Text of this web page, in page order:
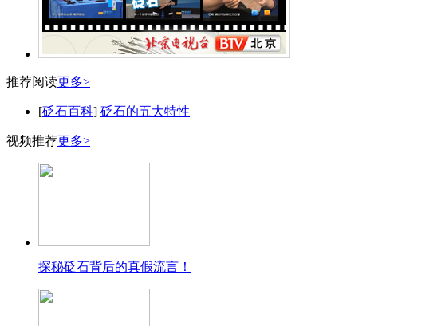
推荐阅读更多>
[砭石百科] 砭石的五大特性
视频推荐更多>
探秘砭石背后的真假流言！